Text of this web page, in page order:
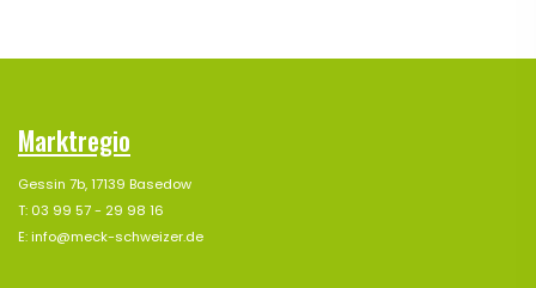
Marktregio
Gessin 7b, 17139 Basedow
T: 03 99 57 - 29 98 16
E: info@meck-schweizer.de